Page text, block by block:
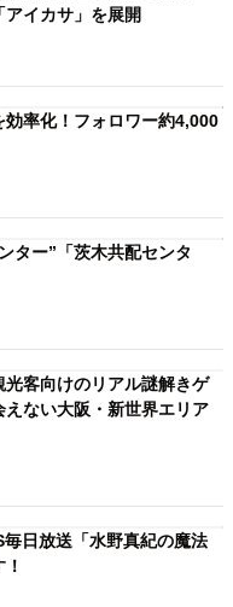
イカサ」を展開
率化！フォロワー約4,000
ター”「茨木共配センタ
客向けのリアル謎解きゲ
ない大阪・新世界エリア
毎日放送「水野真紀の魔法
！